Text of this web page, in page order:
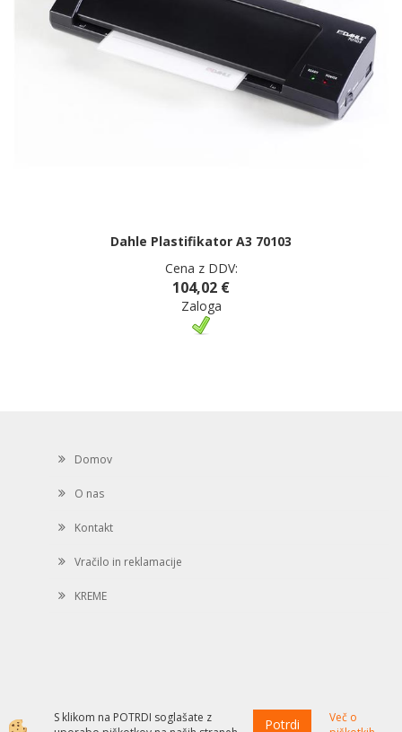
Dahle Plastifikator A3 70103
Cena z DDV:
104,02 €
Zaloga
Domov
O nas
Kontakt
Vračilo in reklamacije
KREME
Izdelava spletne trgovine
S klikom na POTRDI soglašate z
Potrdi
Več o